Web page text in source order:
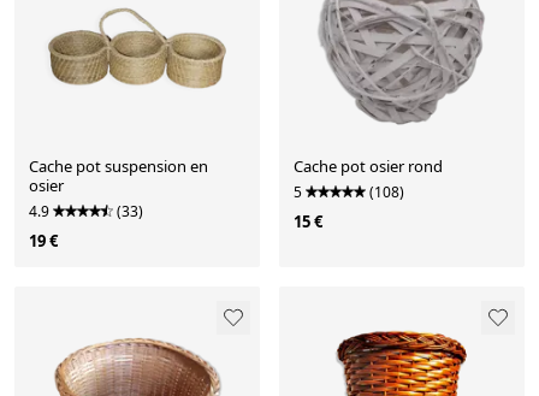
Cache pot suspension en
osier
4.9 (33)
19 €
Cache pot osier rond
5 (108)
15 €